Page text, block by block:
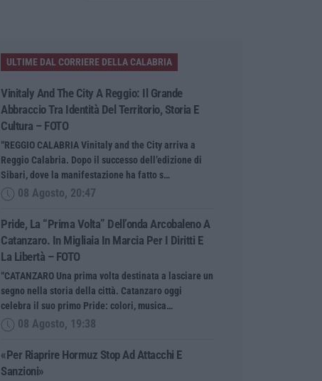
ULTIME DAL CORRIERE DELLA CALABRIA
Vinitaly And The City A Reggio: Il Grande
Abbraccio Tra Identità Del Territorio, Storia E
Cultura – FOTO
“REGGIO CALABRIA Vinitaly and the City arriva a
Reggio Calabria. Dopo il successo dell’edizione di
Sibari, dove la manifestazione ha fatto s…
08 Agosto, 20:47
Pride, La “prima Volta” Dell’onda Arcobaleno A
Catanzaro. In Migliaia In Marcia Per I Diritti E
La Libertà – FOTO
“CATANZARO Una prima volta destinata a lasciare un
segno nella storia della città. Catanzaro oggi
celebra il suo primo Pride: colori, musica…
08 Agosto, 19:38
«Per Riaprire Hormuz Stop Ad Attacchi E
Sanzioni»